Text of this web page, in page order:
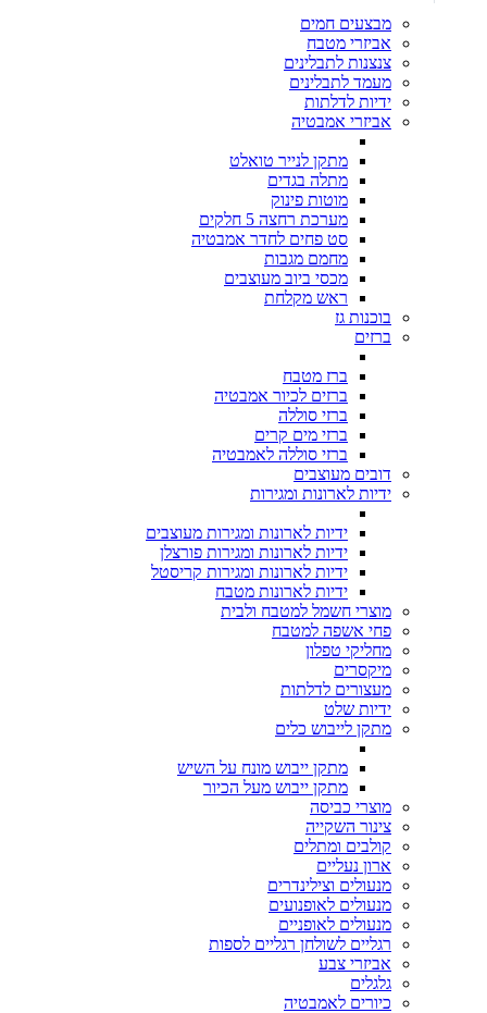
מבצעים חמים
אביזרי מטבח
צנצנות לתבלינים
מעמד לתבלינים
ידיות לדלתות
אביזרי אמבטיה
מתקן לנייר טואלט
מתלה בגדים
מוטות פינוק
מערכת רחצה 5 חלקים
סט פחים לחדר אמבטיה
מחמם מגבות
מכסי ביוב מעוצבים
ראש מקלחת
בוכנות גז
ברזים
ברז מטבח
ברזים לכיור אמבטיה
ברזי סוללה
ברזי מים קרים
ברזי סוללה לאמבטיה
דובים מעוצבים
ידיות לארונות ומגירות
ידיות לארונות ומגירות מעוצבים
ידיות לארונות ומגירות פורצלן
ידיות לארונות ומגירות קריסטל
ידיות לארונות מטבח
מוצרי חשמל למטבח ולבית
פחי אשפה למטבח
מחליקי טפלון
מיקסרים
מעצורים לדלתות
ידיות שלט
מתקן לייבוש כלים
מתקן ייבוש מונח על השיש
מתקן ייבוש מעל הכיור
מוצרי כביסה
צינור השקייה
קולבים ומתלים
ארון נעליים
מנעולים וצילינדרים
מנעולים לאופנועים
מנעולים לאופניים
רגליים לשולחן רגליים לספות
אביזרי צבע
גלגלים
כיורים לאמבטיה